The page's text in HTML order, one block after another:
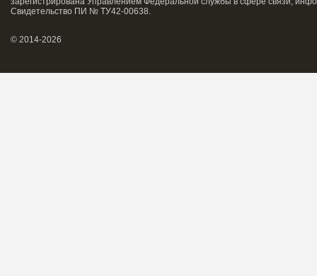
Свидетельство ПИ № ТУ42-00638.
© 2014-2026